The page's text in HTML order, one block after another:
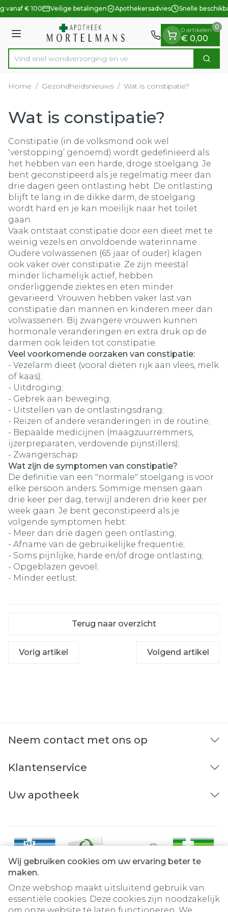
Wij gebruiken cookies om uw ervaring beter te
maken.
Onze webshop maakt uitsluitend gebruik van
essentiële cookies. Deze cookies zijn noodzakelijk
Ga naar de inhoud
1 van 1
vanaf € 100 Veilige betalingen Apothekersadvies Snelle
Menu
Product, merk, categorie...
Vind snel wondverzorging Zoek
0 artikelen
€ 0,00
0
Home / Gezondheidsnieuws / Wat is constipatie?
Wat is constipatie?
Constipatie (in de volksmond ook wel
‘verstopping’ genoemd) wordt gedefinieerd als
het hebben van een harde, droge stoelgang. Je
bent geconstipeerd als je regelmatig meer dan
drie dagen geen ontlasting hebt. De ontlasting
blijft te lang in de dikke darm, de stoelgang
wordt hard en je kan moeilijk naar het toilet
gaan.
Vaak ontstaat constipatie door een dieet met te
weinig vezels en onvoldoende waterinname.
Oudere volwassenen (65 jaar of ouder) klagen
ook vaker over constipatie. Ze zijn meestal
minder lichamelijk actief, hebben
onderliggende ziektes en eten minder
gevarieerd. Vrouwen hebben vaker last van
constipatie dan mannen en kinderen meer dan
volwassenen. Bij zwangere vrouwen kunnen
hormonale veranderingen en extra druk op de
darmen ook leiden tot constipatie.
Veel voorkomende oorzaken van constipatie:
- Vezelarm dieet (vooral diëten rijk aan vlees, melk
of kaas);
- Uitdroging;
- Gebrek aan beweging;
- Uitstellen van de ontlastingsdrang;
- Reizen of andere veranderingen in de routine;
- Bepaalde medicijnen (maagzuurremmers,
ijzerpreparaten, verdovende pijnstillers);
- Zwangerschap.
Wat zijn de symptomen van constipatie?
De definitie van een "normale" stoelgang is voor
elke persoon anders. Sommige mensen gaan
drie keer per dag, terwijl anderen drie keer per
week gaan. Je bent geconstipeerd als je
volgende symptomen hebt:
- Meer dan drie dagen geen ontlasting;
- Afname van de gebruikelijke frequentie;
- Soms pijnlijke, harde en/of droge ontlasting;
- Opgeblazen gevoel;
- Minder eetlust.
Terug naar overzicht
Vorig artikel Volgend artikel
Neem contact met ons op
Klantenservice
Uw apotheek